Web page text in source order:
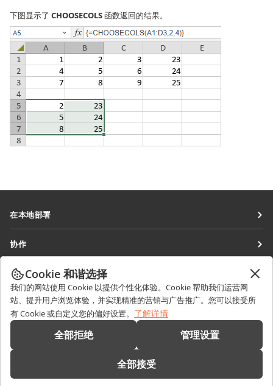
下图显示了 CHOOSECOLS函数返回的结果。
在本地部署
协作空间
工作区
连接器
桌面应用程序
移动应用程序
协作
针对翻译人员
针对博主
职位空缺
获取最新资讯
博客
获取帮助
论坛
销售相关问题
sales@onlyoffice.com
partners@onlyoffice.com
Cookie 和谐选择
我们的网站使用 Cookie 以提供个性化体验。Cookie 帮助我们运营网
站、提升用户浏览体验，并实现精准的营销与广告推广。您可以接受所
有 Cookie 或自定义您的偏好设置。 了解详情
全部拒绝 管理设置
全部接受